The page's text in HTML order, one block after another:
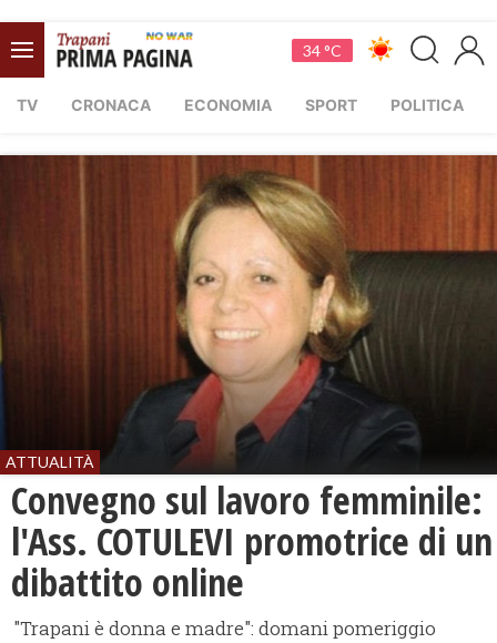
34 °C
TV CRONACA ECONOMIA SPORT POLITICA
ATTUALITÀ
Convegno sul lavoro femminile:
l'Ass. COTULEVI promotrice di un
dibattito online
"Trapani è donna e madre": domani pomeriggio